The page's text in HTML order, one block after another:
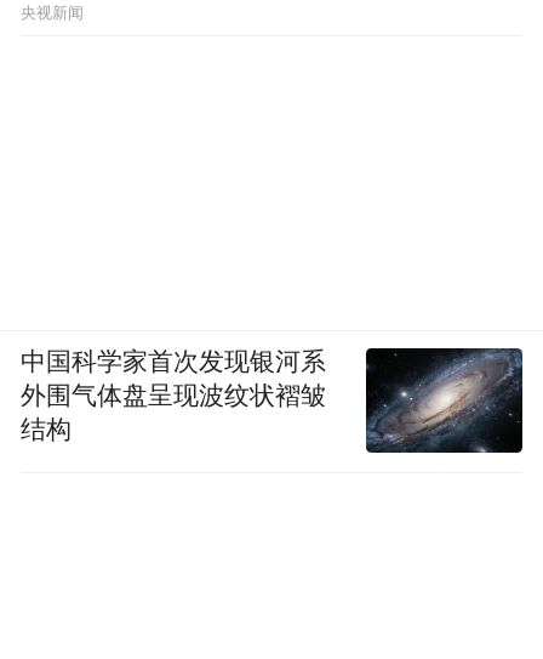
央视新闻
中国科学家首次发现银河系
外围气体盘呈现波纹状褶皱
结构